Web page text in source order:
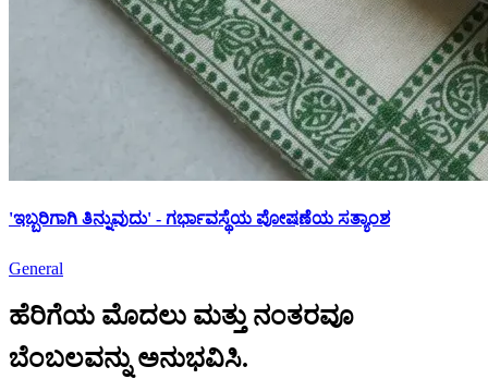
'ಇಬ್ಬರಿಗಾಗಿ ತಿನ್ನುವುದು' - ಗರ್ಭಾವಸ್ಥೆಯ ಪೋಷಣೆಯ ಸತ್ಯಾಂಶ
General
ಹೆರಿಗೆಯ ಮೊದಲು ಮತ್ತು ನಂತರವೂ
ಬೆಂಬಲವನ್ನು ಅನುಭವಿಸಿ.